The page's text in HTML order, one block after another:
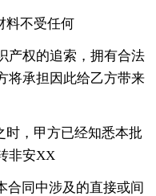
料不受任何
产权的追索，拥有合法
将承担因此给乙方带来
时，甲方已经知悉本批
非安XX
合同中涉及的直接或间